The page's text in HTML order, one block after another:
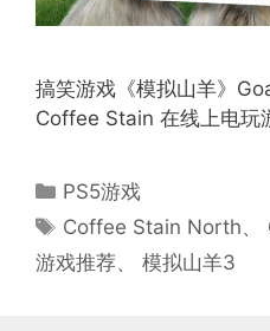
搞笑游戏《模拟山羊》
Coffee Stain 在线上电玩
分
类
PS5游戏
标
签
Coffee Stain North、
游戏推荐、 模拟山羊3